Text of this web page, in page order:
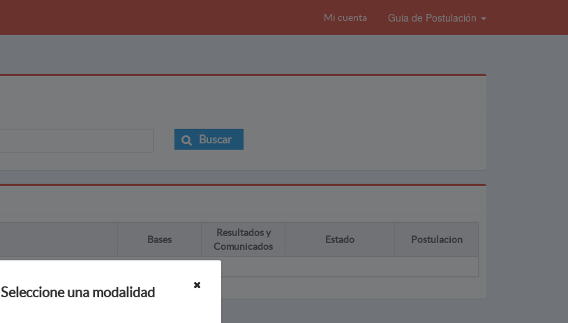
Mi cuenta Guia de Postulación
Buscar
Bases
Resultados y
Comunicados
Estado Postulacion
Seleccione una modalidad